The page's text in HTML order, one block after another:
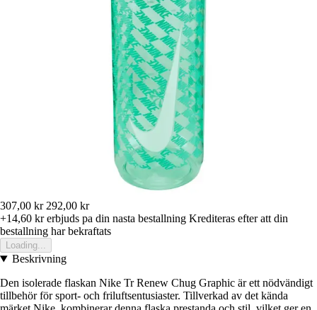
307,00 kr 292,00 kr
+14,60 krerbjuds pa din nasta bestallning Krediteras efter att din
bestallning har bekraftats
Loading...
Beskrivning
Den isolerade flaskan Nike Tr Renew Chug Graphic är ett nödvändigt
tillbehör för sport- och friluftsentusiaster. Tillverkad av det kända